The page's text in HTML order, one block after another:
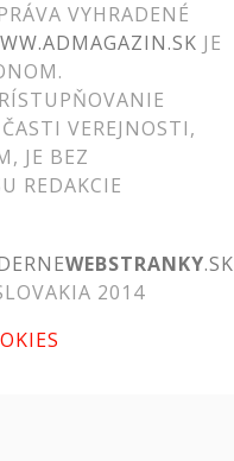
VYHRADENÉ
JE
VEREJNOSTI,
JE BEZ
REDAKCIE
WEBSTRANKY.SK
2014